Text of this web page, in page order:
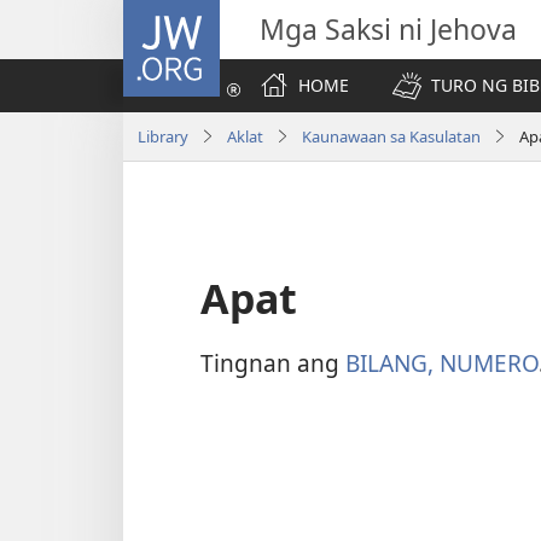
JW.ORG Mga Saksi ni Jehova
HOME
TURO NG
Library Aklat Kaunawaan sa Kasulatan
Apat
Tingnan ang BILANG, NUMERO